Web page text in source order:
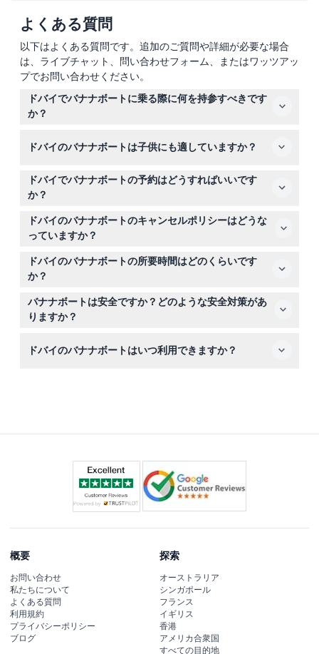
よくある質問
以下はよくある質問です。追加のご質問や詳細が必要な場合
は、ライブチャット、問い合わせフォーム、またはワッツアッ
プでお問い合わせください。
ドバイでバナナボートに乗る際に何を持参すべきです
か？
ツIDを持参してください。タオルや更衣スペースは通常提
ドバイのバナナボートは子供にも適していますか？
はい、6歳以上の子供は乗船可能ですが、6歳未満は参加
できません。すべての参加者は泳げるか、水に浮かんでい
られる必要があります。
ドバイでバナナボートの予約はどうすればいいです
か？
このウェブサイトで簡単にバナナボートの予約が可能で
す。希望する日付を選び、予約プロセスの一環として空き
状況を確認してください。
ドバイのバナナボートのキャンセルポリシーはどうな
っていますか？
24時間前までにキャンセルすれば返金されますが、振込
手数料がかかる場合があります。24時間以内のキャンセ
ルまたは無断キャンセルは全額請求されます。
ドバイのバナナボートの所要時間はどのくらいです
か？
所要時間は選択したパッケージによりますが、通常15分か
ら30分です（変更の可能性あり。予約時にご確認くださ
い）。
バナナボートは安全ですか？どのような安全対策があ
りますか？
導があります。参加には泳げるか水に浮かんでいられるこ
ドバイのバナナボートはいつ利用できますか？
概要
お問い合わせ
私たちについて
よくある質問
利用規約
プライバシーポリシー
ブログ
探索
オーストラリア
シンガポール
フランス
イギリス
香港
アメリカ合衆国
すべての目的地